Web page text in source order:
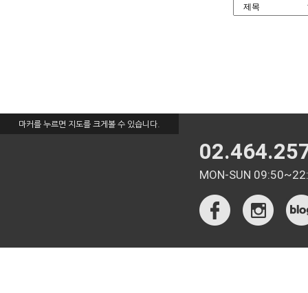
마커를 누르면 지도를 크게볼 수 있습니다.
MON-SUN